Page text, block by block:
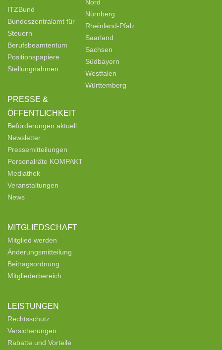
ITZBund
Bundeszentralamt für
Steuern
Berufsbeamtentum
Positionspapiere
Stellungnahmen
PRESSE &
ÖFFENTLICHKEIT
Beförderungen aktuell
Newsletter
Pressemitteilungen
Personalräte KOMPAKT
Mediathek
Veranstaltungen
News
MITGLIEDSCHAFT
Mitglied werden
Änderungsmitteilung
Beitragsordnung
Mitgliederbereich
LEISTUNGEN
Rechtsschutz
Versicherungen
Rabatte und Vorteile
Nord
Nürnberg
Rheinland-Pfalz
Saarland
Sachsen
Südbayern
Westfalen
Württemberg